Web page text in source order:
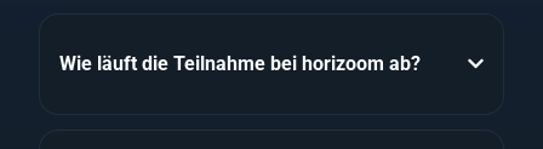
Wie läuft die Teilnahme bei horizoom ab?